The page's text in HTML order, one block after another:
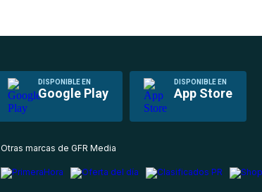
DISPONIBLE EN
Google Play
DISPONIBLE EN
App Store
Otras marcas de GFR Media